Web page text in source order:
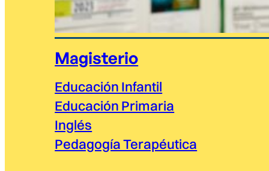
Magisterio
Educación Infantil
Educación Primaria
Inglés
Pedagogía Terapéutica